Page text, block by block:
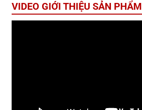
VIDEO GIỚI THIỆU SẢN PHẨM